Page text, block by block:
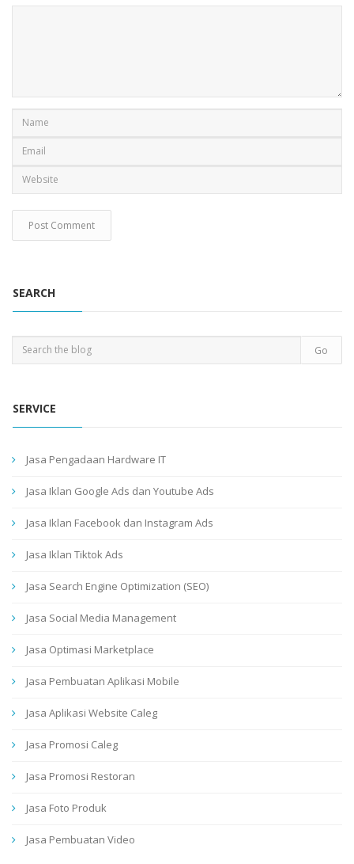
SEARCH
SERVICE
Jasa Pengadaan Hardware IT
Jasa Iklan Google Ads dan Youtube Ads
Jasa Iklan Facebook dan Instagram Ads
Jasa Iklan Tiktok Ads
Jasa Search Engine Optimization (SEO)
Jasa Social Media Management
Jasa Optimasi Marketplace
Jasa Pembuatan Aplikasi Mobile
Jasa Aplikasi Website Caleg
Jasa Promosi Caleg
Jasa Promosi Restoran
Jasa Foto Produk
Jasa Pembuatan Video